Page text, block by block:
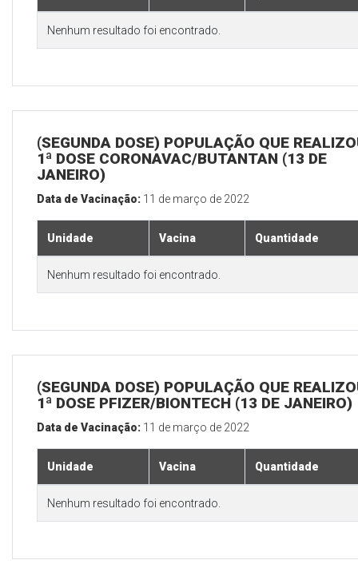
Nenhum resultado foi encontrado.
(SEGUNDA DOSE) POPULAÇÃO QUE
1ª DOSE CORONAVAC/BUTANTAN (13 DE
JANEIRO)
Data de Vacinação: 11 de março de 2022
Unidade Vacina Quantidade
Nenhum resultado foi encontrado.
(SEGUNDA DOSE) POPULAÇÃO QUE
1ª DOSE PFIZER/BIONTECH (13 DE JANEIRO)
Data de Vacinação: 11 de março de 2022
Unidade Vacina Quantidade
Nenhum resultado foi encontrado.